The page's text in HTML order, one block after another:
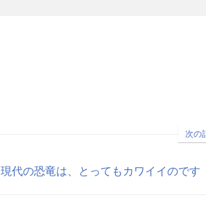
次の
現代の恐竜は、とってもカワイイのです